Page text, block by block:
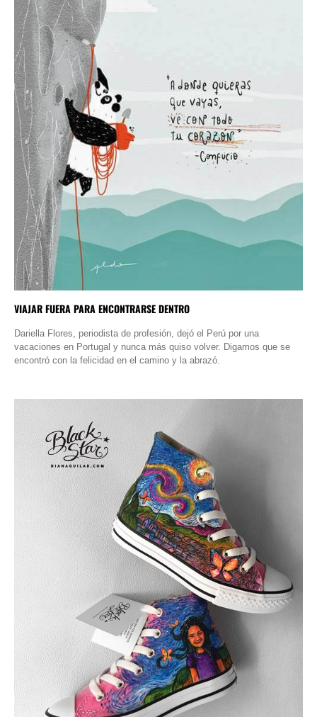
VIAJAR FUERA PARA ENCONTRARSE DENTRO
Dariella Flores, periodista de profesión, dejó el Perú por una
vacaciones en Portugal y nunca más quiso volver. Digamos que se
encontró con la felicidad en el camino y la abrazó.